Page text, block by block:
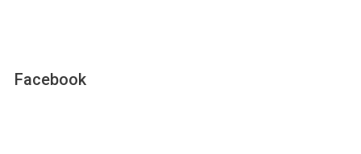
Facebook